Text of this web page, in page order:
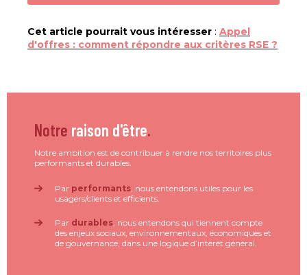
Cet article pourrait vous intéresser : Appel
d'offres : comment répondre aux critères RSE ?
Notre raison d'être.
Notre ambition est de contribuer à rendre nos territoires plus
performants et durables.
Par performants, nous entendons utiles pour les
usagers/clients et efficients.
Par durables, nous entendons qui tiennent compte
des enjeux sociaux, environnementaux, économiques et
de gouvernance, dans une logique d’intérêt général.